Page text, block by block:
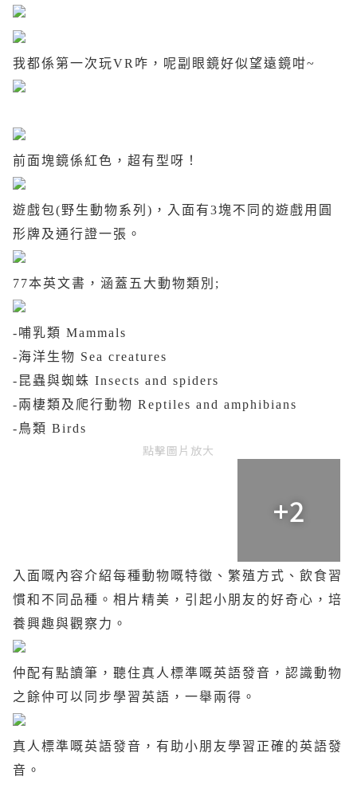
我都係第一次玩VR咋，呢副眼鏡好似望遠鏡咁~
前面塊鏡係紅色，超有型呀！
遊戲包(野生動物系列)，入面有3塊不同的遊戲用圓
形牌及通行證一張。
77本英文書，涵蓋五大動物類別 ;
-哺乳類 Mammals
-海洋生物 Sea creatures
- 昆蟲與蜘蛛 Insects and spiders
-兩棲類及爬行動物 Reptiles and amphibians
- 鳥類 Birds
點擊圖片放大
+2
入面嘅內容介紹每種動物嘅特徵、繁殖方式、飲食習
慣和不同品種。相片精美 ，引起小朋友的好奇心，培
養興趣與觀察力。
仲配有點讀筆，聽住真人標準嘅英語發音，認識動物
之餘仲可以同步學習英語，一舉兩得。
真人標準嘅英語發音，有助小朋友學習正確的英語發
音。